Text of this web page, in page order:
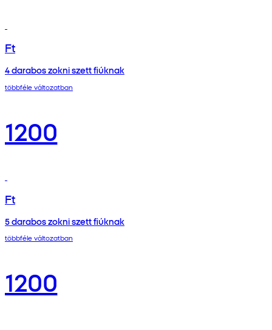
Ft
4 darabos zokni szett fiúknak
többféle változatban
1200
Ft
5 darabos zokni szett fiúknak
többféle változatban
1200